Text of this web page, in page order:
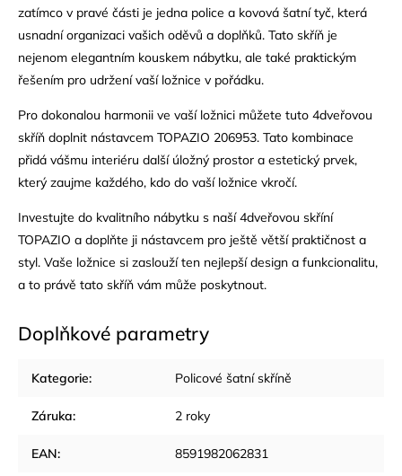
zatímco v pravé části je jedna police a kovová šatní tyč, která
usnadní organizaci vašich oděvů a doplňků. Tato skříň je
nejenom elegantním kouskem nábytku, ale také praktickým
řešením pro udržení vaší ložnice v pořádku.
Pro dokonalou harmonii ve vaší ložnici můžete tuto 4dveřovou
skříň doplnit nástavcem TOPAZIO 206953. Tato kombinace
přidá vášmu interiéru další úložný prostor a estetický prvek,
který zaujme každého, kdo do vaší ložnice vkročí.
Investujte do kvalitního nábytku s naší 4dveřovou skříní
TOPAZIO a doplňte ji nástavcem pro ještě větší praktičnost a
styl. Vaše ložnice si zaslouží ten nejlepší design a funkcionalitu,
a to právě tato skříň vám může poskytnout.
Doplňkové parametry
Kategorie: Policové šatní skříně
Záruka: 2 roky
EAN: 8591982062831